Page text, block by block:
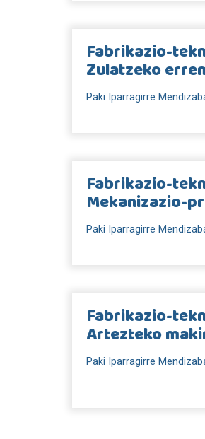
Fabrikazio-
Zulatzeko
Paki Iparragirre
Fabrikazio-
Mekanizazio-
Paki Iparragirre
Fabrikazio-
Artezteko
Paki Iparragirre